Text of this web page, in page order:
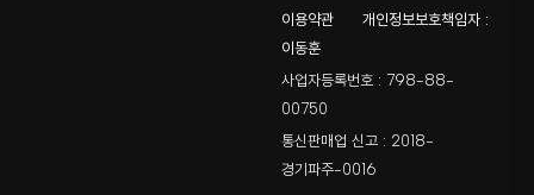
이용약관
개인정보보호책임자 :
이동훈
사업자등록번호 : 798-88-
00750
통신판매업 신고 : 2018-
경기파주-0016